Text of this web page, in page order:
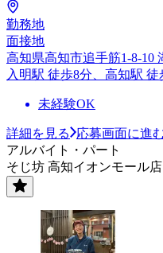
勤務地
面接地
高知県高知市追手筋1-8-10
入明駅 徒歩8分、高知駅
未経験OK
詳細を見る
応募画面に進
アルバイト・パート
そじ坊 高知イオンモール店